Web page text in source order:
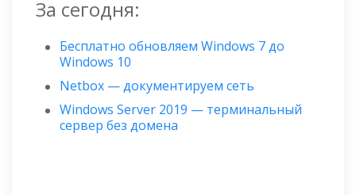
За сегодня:
Бесплатно обновляем Windows 7 до
Windows 10
Netbox — документируем сеть
Windows Server 2019 — терминальный
сервер без домена